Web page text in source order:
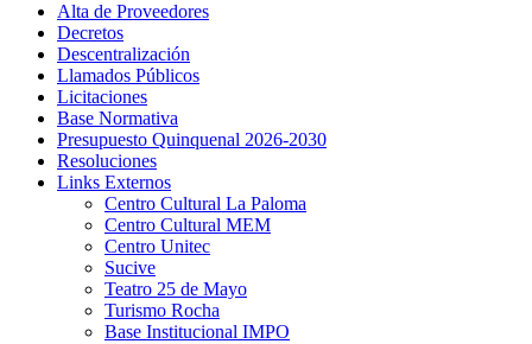
Alta de Proveedores
Decretos
Descentralización
Llamados Públicos
Licitaciones
Base Normativa
Presupuesto Quinquenal 2026-2030
Resoluciones
Links Externos
Centro Cultural La Paloma
Centro Cultural MEM
Centro Unitec
Sucive
Teatro 25 de Mayo
Turismo Rocha
Base Institucional IMPO